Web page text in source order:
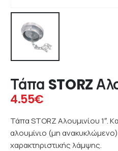
Τάπα STORZ
4.55€
Τάπα STORZ Αλουμινίου 1″.
αλουμίνιο (μη
χαρακτηριστικής λάμψης.